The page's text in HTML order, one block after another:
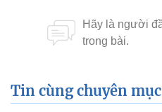
Tin cùng chuyên mục